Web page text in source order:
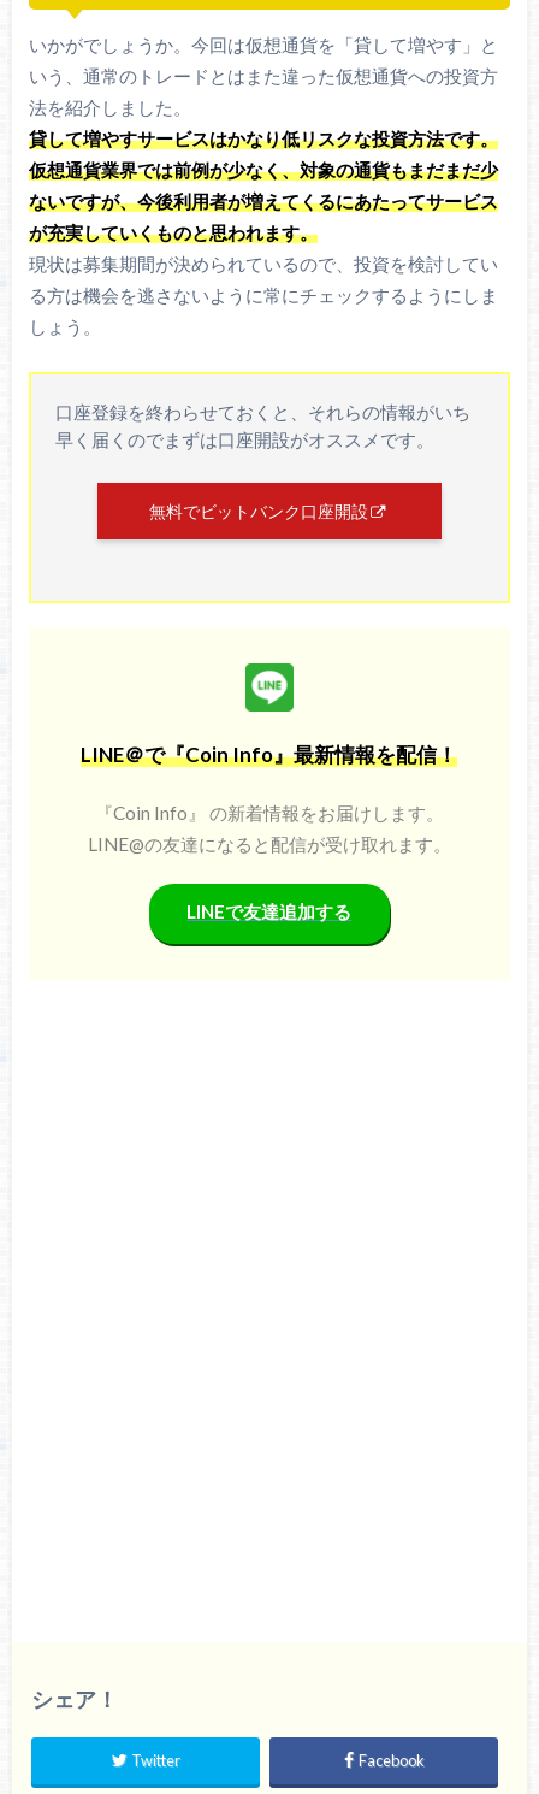
いかがでしょうか。今回は仮想通貨を「貸して増やす」と
いう、通常のトレードとはまた違った仮想通貨への投資方
法を紹介しました。
貸して増やすサービスはかなり低リスクな投資方法です。
仮想通貨業界では前例が少なく、対象の通貨もまだまだ少
ないですが、今後利用者が増えてくるにあたってサービス
が充実していくものと思われます。
現状は募集期間が決められているので、投資を検討してい
る方は機会を逃さないように常にチェックするようにしま
しょう。
口座登録を終わらせておくと、それらの情報がいち
早く届くのでまずは口座開設がオススメです。
無料でビットバンク口座開設
LINE＠で『Coin Info』最新情報を配信！
『Coin Info』 の新着情報をお届けします。
LINE@の友達になると配信が受け取れます。
LINEで友達追加する
シェア！
Twitter Facebook